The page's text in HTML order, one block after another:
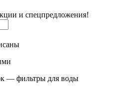
и спецпредложения!
— фильтры для воды